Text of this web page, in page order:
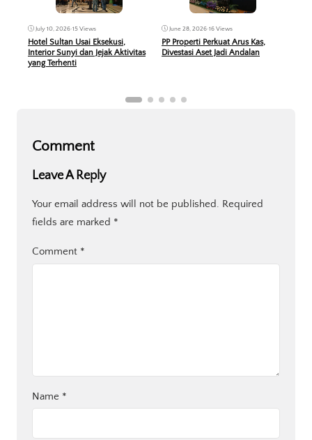
July 10, 2026•15 Views
Hotel Sultan Usai Eksekusi,
Interior Sunyi dan Jejak Aktivitas
yang Terhenti
June 28, 2026•16 Views
PP Properti Perkuat Arus Kas,
Divestasi Aset Jadi Andalan
Comment
Leave A Reply
Your email address will not be published. Required
fields are marked *
Comment *
Name *